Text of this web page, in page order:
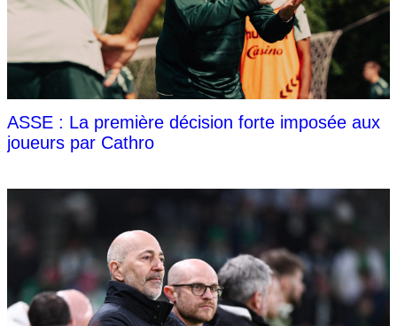
ASSE : La première décision forte imposée aux
joueurs par Cathro